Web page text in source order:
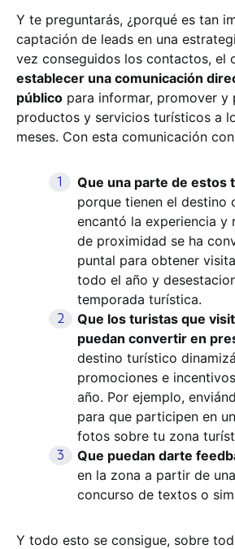
Y te preguntarás, ¿porqué es tan
captación de leads en una
vez conseguidos los contactos, el
establecer una comunicación
público para informar, promover y
productos y servicios turísticos a
meses. Con esta comunicación
Que una parte de estos
porque tienen el destino
encantó la experiencia y
de proximidad se ha
puntal para obtener
todo el año y
temporada turística.
Que los turistas que
puedan convertir en
destino turístico
promociones e
año. Por ejemplo,
para que participen en
fotos sobre tu zona
Que puedan darte
en la zona a partir de
concurso de textos o
Y todo esto se consigue, sobre